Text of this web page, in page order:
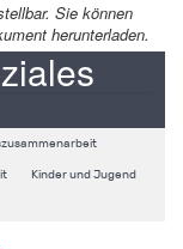
Sie können
herunterladen.
Kinder und Jugend